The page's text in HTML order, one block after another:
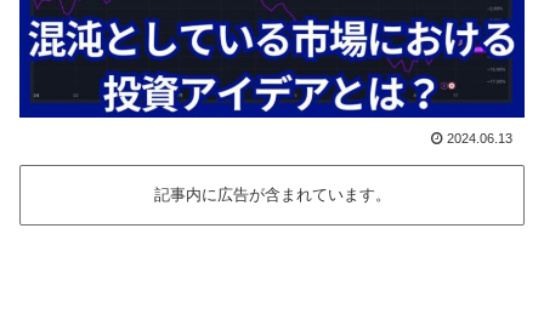
2024.06.13
記事内に広告が含まれています。